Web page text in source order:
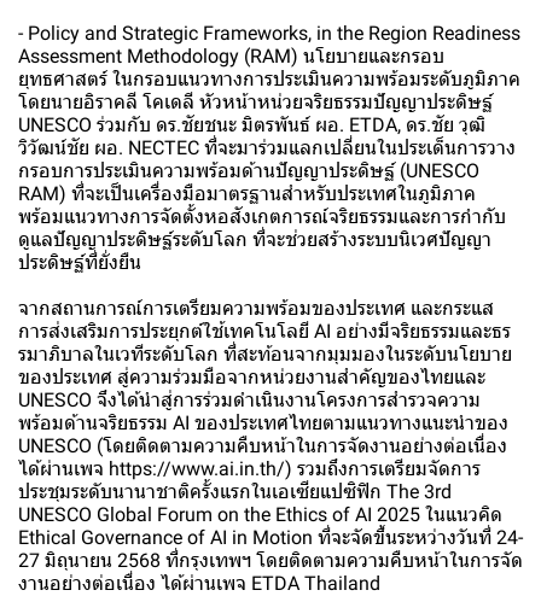
- Policy and Strategic Frameworks, in the Region Readiness
Assessment Methodology (RAM) นโยบายและกรอบ
ยุทธศาสตร์ ในกรอบแนวทางการประเมินความพร้อมระดับภูมิภาค
โดยนายอิราคลี โคเดลี หัวหน้าหน่วยจริยธรรมปัญญาประดิษฐ์
UNESCO ร่วมกับ ดร.ชัยชนะ มิตรพันธ์ ผอ. ETDA, ดร.ชัย วุฒิ
วิวัฒน์ชัย ผอ. NECTEC ที่จะมาร่วมแลกเปลี่ยนในประเด็นการวาง
กรอบการประเมินความพร้อมด้านปัญญาประดิษฐ์ (UNESCO
RAM) ที่จะเป็นเครื่องมือมาตรฐานสำหรับประเทศในภูมิภาค
พร้อมแนวทางการจัดตั้งหอสังเกตการณ์จริยธรรมและการกำกับ
ดูแลปัญญาประดิษฐ์ระดับโลก ที่จะช่วยสร้างระบบนิเวศปัญญา
ประดิษฐ์ที่ยั่งยืน
จากสถานการณ์การเตรียมความพร้อมของประเทศ และกระแส
การส่งเสริมการประยุกต์ใช้เทคโนโลยี AI อย่างมีจริยธรรมและธร
รมาภิบาลในเวทีระดับโลก ที่สะท้อนจากมุมมองในระดับนโยบาย
ของประเทศ สู่ความร่วมมือจากหน่วยงานสำคัญของไทยและ
UNESCO จึงได้นำสู่การร่วมดำเนินงานโครงการสำรวจความ
พร้อมด้านจริยธรรม AI ของประเทศไทยตามแนวทางแนะนำของ
UNESCO (โดยติดตามความคืบหน้าในการจัดงานอย่างต่อเนื่อง
ได้ผ่านเพจ https://www.ai.in.th/) รวมถึงการเตรียมจัดการ
ประชุมระดับนานาชาติครั้งแรกในเอเซียแปซิฟิก The 3rd
UNESCO Global Forum on the Ethics of AI 2025 ในแนวคิด
Ethical Governance of AI in Motion ที่จะจัดขึ้นระหว่างวันที่ 24-
27 มิถุนายน 2568 ที่กรุงเทพฯ โดยติดตามความคืบหน้าในการจัด
งานอย่างต่อเนื่อง ได้ผ่านเพจ ETDA Thailand